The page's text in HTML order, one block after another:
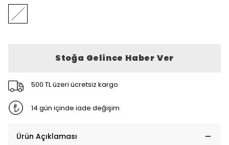
Stoğa Gelince Haber Ver
500 TL üzeri ücretsiz kargo
14 gün içinde iade değişim
Ürün Açıklaması